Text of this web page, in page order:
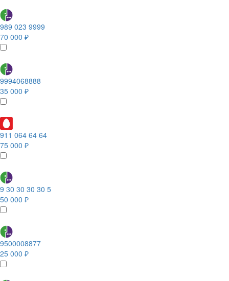
989 023 9999
70 000 ₽
9994068888
35 000 ₽
911 064 64 64
75 000 ₽
9 30 30 30 30 5
50 000 ₽
9500008877
25 000 ₽